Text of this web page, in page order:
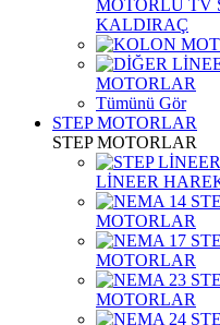
MOTORLU TV
KALDIRAÇ
MOTORLAR
Tümünü Gör
STEP MOTORLAR
STEP MOTORLAR
LİNEER
MOTORLAR
MOTORLAR
MOTORLAR